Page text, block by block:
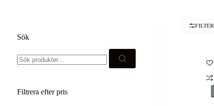
FILTER
Sök
efter:
Filtrera efter pris